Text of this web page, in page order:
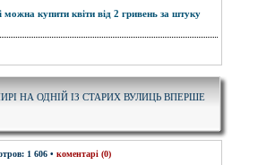
НА ОДНІЙ ІЗ СТАРИХ ВУЛИЦЬ ВПЕРШЕ
1 606 • коментарі (0)